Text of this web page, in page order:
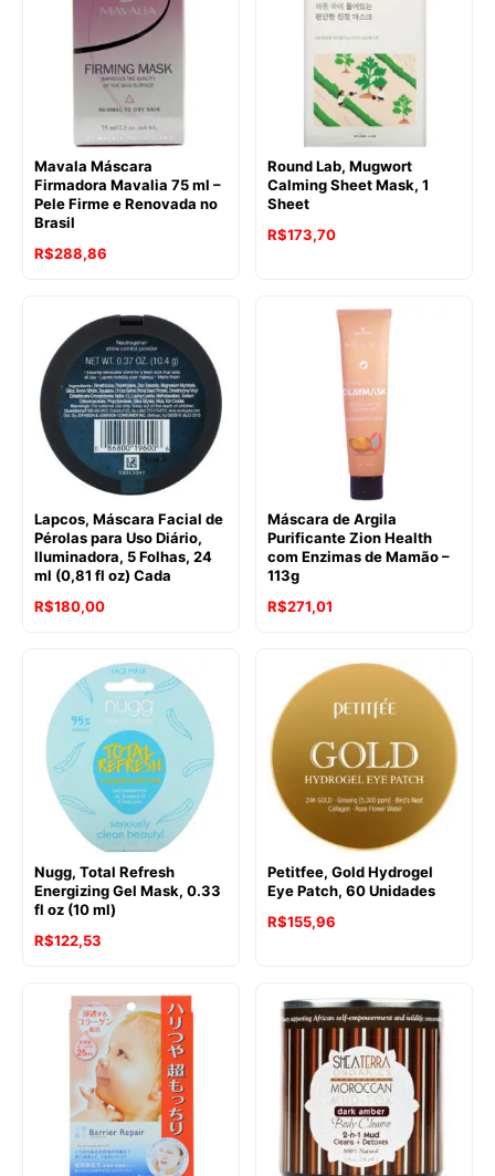
Mavala Máscara
Firmadora Mavalia 75 ml –
Pele Firme e Renovada no
Brasil
R$288,86
Round Lab, Mugwort
Calming Sheet Mask, 1
Sheet
R$173,70
Lapcos, Máscara Facial de
Pérolas para Uso Diário,
Iluminadora, 5 Folhas, 24
ml (0,81 fl oz) Cada
R$180,00
Máscara de Argila
Purificante Zion Health
com Enzimas de Mamão –
113g
R$271,01
Nugg, Total Refresh
Energizing Gel Mask, 0.33
fl oz (10 ml)
R$122,53
Petitfee, Gold Hydrogel
Eye Patch, 60 Unidades
R$155,96